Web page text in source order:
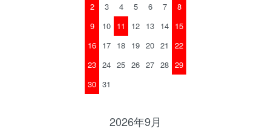
2
3 4 5 6 7
8
9
10 11 12 13 14 15
16 17 18 19 20 21
22
23 24 25 26 27 28 29
30 31
2026年9月